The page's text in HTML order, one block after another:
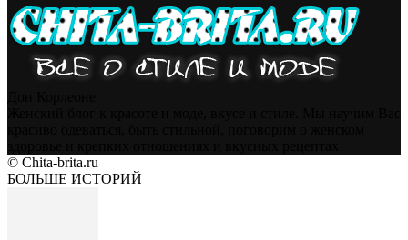
© Chita-brita.ru
БОЛЬШЕ ИСТОРИЙ